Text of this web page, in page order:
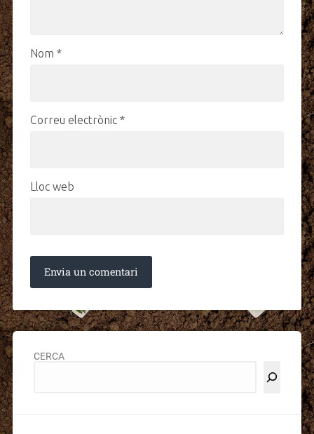
Nom *
Correu electrònic *
Lloc web
CERCA